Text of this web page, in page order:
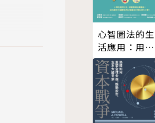
城河！
進
做得
心智圖法的生
活應用：用一
張圖全方位掌
握高效率的創
意人生